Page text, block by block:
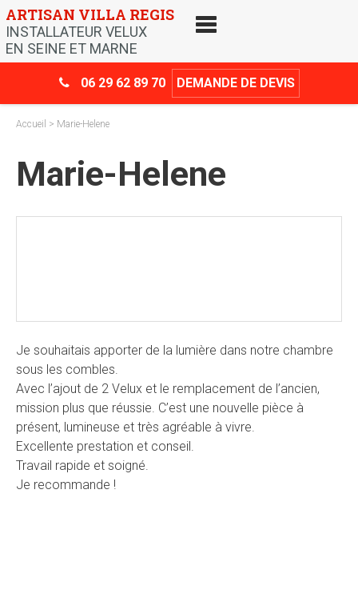
Skip
to
content
ARTISAN VILLA REGIS
INSTALLATEUR VELUX
EN SEINE ET MARNE
06 29 62 89 70 DEMANDE DE DEVIS
Accueil > Marie-Helene
Marie-Helene
Je souhaitais apporter de la lumière dans notre chambre
sous les combles.
Avec l’ajout de 2 Velux et le remplacement de l’ancien,
mission plus que réussie. C’est une nouvelle pièce à
présent, lumineuse et très agréable à vivre.
Excellente prestation et conseil.
Travail rapide et soigné.
Je recommande !